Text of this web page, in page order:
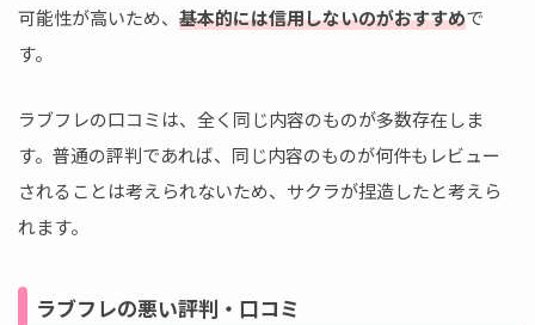
可能性が高いため、 基本的には信用しないのがおすすめで
す。
ラブフレの口コミは、全く同じ内容のものが多数存在しま
す。普通の評判であれば、同じ内容のものが何件もレビュー
されることは考えられないため、サクラが捏造したと考えら
れます。
ラブフレの悪い評判・口コミ